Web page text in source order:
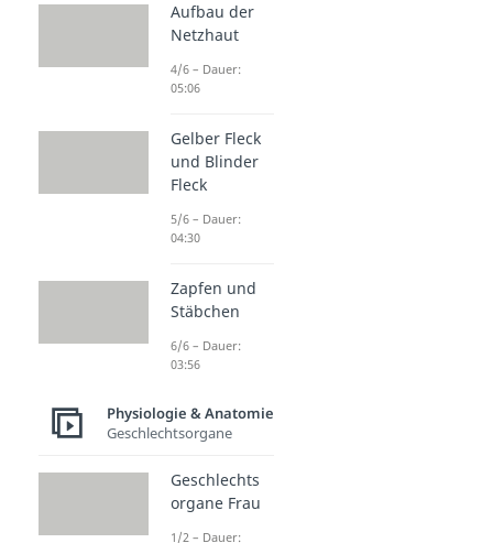
Aufbau der
Netzhaut
4/6 – Dauer:
05:06
Gelber Fleck
und Blinder
Fleck
5/6 – Dauer:
04:30
Zapfen und
Stäbchen
6/6 – Dauer:
03:56
Physiologie & Anatomie
Geschlechtsorgane
Geschlechts
organe Frau
1/2 – Dauer: